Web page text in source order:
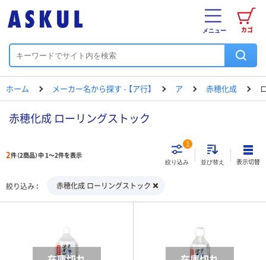
カゴ
メニュー
ホーム メーカー名から探す - 【ア行】 ア 赤穂化成
赤穂化成 ローリングストック
2件（2商品）中 1～2件を表示
絞り込み
1
並び替え 表示切替
絞り込み 赤穂化成 ローリングストック